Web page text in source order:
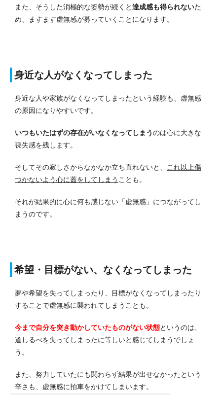
また、そうした消極的な姿勢が続くと達成感も得られないた
め、ますます虚無感が募っていくことになります。
身近な人がなくなってしまった
身近な人や家族がなくなってしまったという経験も、虚無感
の原因になりやすいです。
いつもいたはずの存在がいなくなってしまうのは心に大きな
喪失感を残します。
そしてその寂しさからなかなか立ち直れないと、
これ以上傷
つかないよう心に蓋をしてしまう ことも。
それが結果的に心に何も感じない「虚無感」につながってし
まうのです。
希望・目標がない、なくなってしまった
夢や希望を失ってしまったり、目標がなくなってしまったり
することで虚無感に襲われてしまうことも。
今まで自分を突き動かしていたものがない状態というのは、
道しるべを失ってしまったに等しいと感じてしまうでしょ
う。
また、努力していたにも関わらず結果が出せなかったという
辛さも、虚無感に拍車をかけてしまいます。